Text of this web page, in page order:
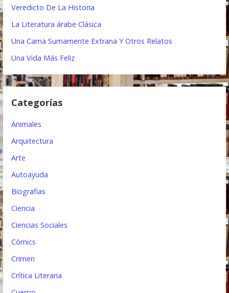
ó
n
d
n
d
a
Veredicto De La Historia
La Literatura árabe Clásica
Una Cama Sumamente Extrana Y Otros Relatos
Una Vida Más Feliz
Categorías
Animales
Arquitectura
Arte
Autoayuda
Biografias
Ciencia
Ciencias Sociales
Cómics
Crimen
Crítica Literaria